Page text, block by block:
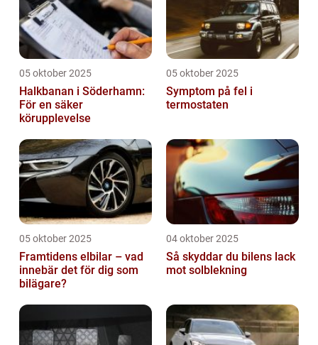
05 oktober 2025
Halkbanan i Söderhamn:
För en säker
körupplevelse
05 oktober 2025
Symptom på fel i
termostaten
05 oktober 2025
Framtidens elbilar – vad
innebär det för dig som
bilägare?
04 oktober 2025
Så skyddar du bilens lack
mot solblekning